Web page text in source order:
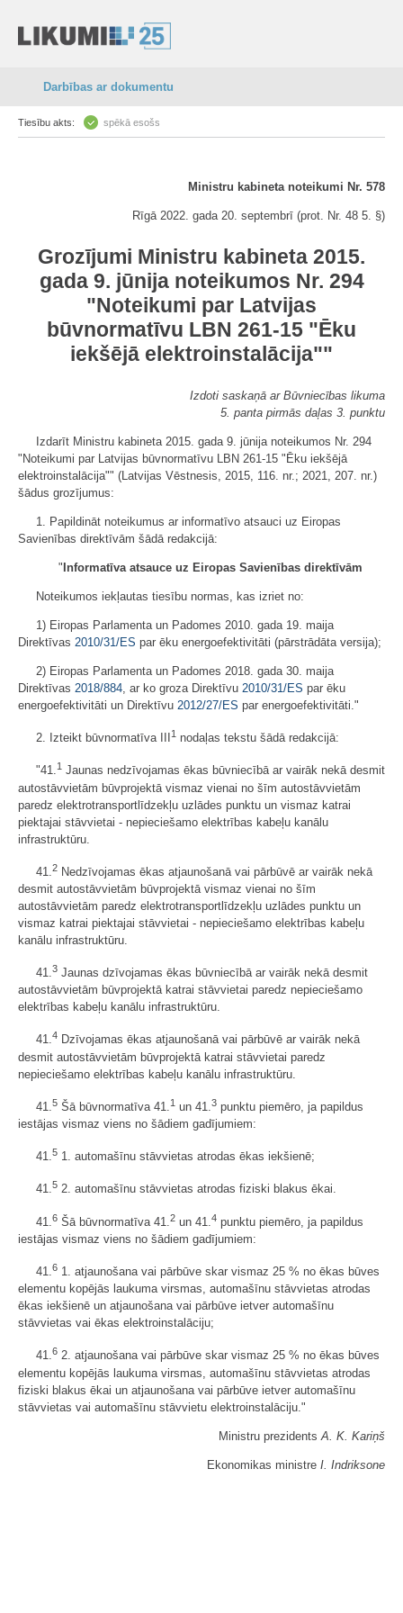
Darbības ar dokumentu
Tiesību akts: spēkā esošs
Ministru kabineta noteikumi Nr. 578
Rīgā 2022. gada 20. septembrī (prot. Nr. 48 5. §)
Grozījumi Ministru kabineta 2015.
gada 9. jūnija noteikumos Nr. 294
"Noteikumi par Latvijas
būvnormatīvu LBN 261-15 "Ēku
iekšējā elektroinstalācija""
Izdoti saskaņā ar Būvniecības likuma
5. panta pirmās daļas 3. punktu
Izdarīt Ministru kabineta 2015. gada 9. jūnija noteikumos Nr. 294
"Noteikumi par Latvijas būvnormatīvu LBN 261-15 "Ēku iekšējā
elektroinstalācija"" (Latvijas Vēstnesis, 2015, 116. nr.; 2021, 207. nr.)
šādus grozījumus:
1. Papildināt noteikumus ar informatīvo atsauci uz Eiropas
Savienības direktīvām šādā redakcijā:
" Informatīva atsauce uz Eiropas Savienības direktīvām
Noteikumos iekļautas tiesību normas, kas izriet no:
1) Eiropas Parlamenta un Padomes 2010. gada 19. maija
Direktīvas 2010/31/ES par ēku energoefektivitāti (pārstrādāta versija);
2) Eiropas Parlamenta un Padomes 2018. gada 30. maija
Direktīvas 2018/884, ar ko groza Direktīvu 2010/31/ES par ēku
energoefektivitāti un Direktīvu 2012/27/ES par energoefektivitāti."
2. Izteikt būvnormatīva III 1 nodaļas tekstu šādā redakcijā:
"41.1 Jaunas nedzīvojamas ēkas būvniecībā ar vairāk nekā desmit
autostāvvietām būvprojektā vismaz vienai no šīm autostāvvietām
paredz elektrotransportlīdzekļu uzlādes punktu un vismaz katrai
piektajai stāvvietai - nepieciešamo elektrības kabeļu kanālu
infrastruktūru.
41. 2 Nedzīvojamas ēkas atjaunošanā vai pārbūvē ar vairāk nekā
desmit autostāvvietām būvprojektā vismaz vienai no šīm
autostāvvietām paredz elektrotransportlīdzekļu uzlādes punktu un
vismaz katrai piektajai stāvvietai - nepieciešamo elektrības kabeļu
kanālu infrastruktūru.
41.3 Jaunas dzīvojamas ēkas būvniecībā ar vairāk nekā desmit
autostāvvietām būvprojektā katrai stāvvietai paredz nepieciešamo
elektrības kabeļu kanālu infrastruktūru.
41.4 Dzīvojamas ēkas atjaunošanā vai pārbūvē ar vairāk nekā
desmit autostāvvietām būvprojektā katrai stāvvietai paredz
nepieciešamo elektrības kabeļu kanālu infrastruktūru.
41. 5 Šā būvnormatīva 41. 1 un 41. 3 punktu piemēro, ja papildus
iestājas vismaz viens no šādiem gadījumiem:
41.5 1. automašīnu stāvvietas atrodas ēkas iekšienē;
41.5 2. automašīnu stāvvietas atrodas fiziski blakus ēkai.
41. 6 Šā būvnormatīva 41. 2 un 41. 4 punktu piemēro, ja papildus
iestājas vismaz viens no šādiem gadījumiem:
41.6 1. atjaunošana vai pārbūve skar vismaz 25 % no ēkas būves
elementu kopējās laukuma virsmas, automašīnu stāvvietas atrodas
ēkas iekšienē un atjaunošana vai pārbūve ietver automašīnu
stāvvietas vai ēkas elektroinstalāciju;
41.6 2. atjaunošana vai pārbūve skar vismaz 25 % no ēkas būves
elementu kopējās laukuma virsmas, automašīnu stāvvietas atrodas
fiziski blakus ēkai un atjaunošana vai pārbūve ietver automašīnu
stāvvietas vai automašīnu stāvvietu elektroinstalāciju."
Ministru prezidents A. K. Kariņš
Ekonomikas ministre I. Indriksone